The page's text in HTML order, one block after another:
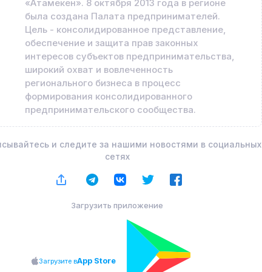
«Атамекен». 8 октября 2013 года в регионе
была создана Палата предпринимателей.
Цель - консолидированное представление,
обеспечение и защита прав законных
интересов субъектов предпринимательства,
широкий охват и вовлеченность
регионального бизнеса в процесс
формирования консолидированного
предпринимательского сообщества.
и следите за нашими новостями в социальных
сетях
Загрузить приложение
Загрузите вApp Store